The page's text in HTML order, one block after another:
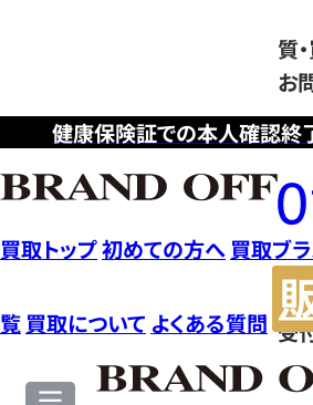
健康保険証での本人確認終
質
お
フ
リ
ー
ダ
イ
ヤ
ル
受
買取トップ初めての方へ 買取ブ
覧 買取について よくある質問